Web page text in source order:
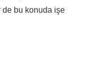
bu konuda işe